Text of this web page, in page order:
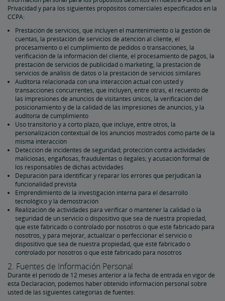
Privacidad y para los siguientes propósitos comerciales especificados en la
CCPA:
Prestación de servicios, que incluyen el mantenimiento o la gestión de
cuentas, la prestación de servicios de atención al cliente, el
procesamiento o el cumplimiento de pedidos o transacciones, la
verificación de la información del cliente, el procesamiento de pagos, la
prestación de servicios de publicidad o marketing, la prestación de
servicios de análisis de datos o la prestación de servicios similares
Auditoría relacionada con una interacción actual con usted y
transacciones concurrentes, que incluyen, entre otras, el recuento de
las impresiones de anuncios de visitantes únicos, la verificación del
posicionamiento y de la calidad de las impresiones de anuncios, y la
auditoría de cumplimiento
Uso transitorio y a corto plazo, que incluye, entre otros, la
personalización contextual de los anuncios mostrados como parte de la
misma interacción
Detección de incidentes de seguridad; protección contra actividades
maliciosas, engañosas, fraudulentas o ilegales; y acusación formal de
los responsables de dichas actividades
Depuración para identificar y reparar los errores que perjudican la
funcionalidad prevista
Emprendimiento de la investigación interna para el desarrollo
tecnológico y la demostración
Realización de actividades para verificar o mantener la calidad o la
seguridad de un servicio o dispositivo que sea de nuestra propiedad,
que esté fabricado o controlado por nosotros o que esté fabricado para
nosotros, y para mejorar, actualizar o perfeccionar el servicio o
dispositivo que sea de nuestra propiedad, que esté fabricado o
controlado por nosotros o que esté fabricado para nosotros
2. Fuentes de Información Personal
Durante el período de 12 meses anterior a la fecha de entrada en vigor de
esta Declaración, podemos haber obtenido información personal sobre
usted de las siguientes categorías de fuentes: